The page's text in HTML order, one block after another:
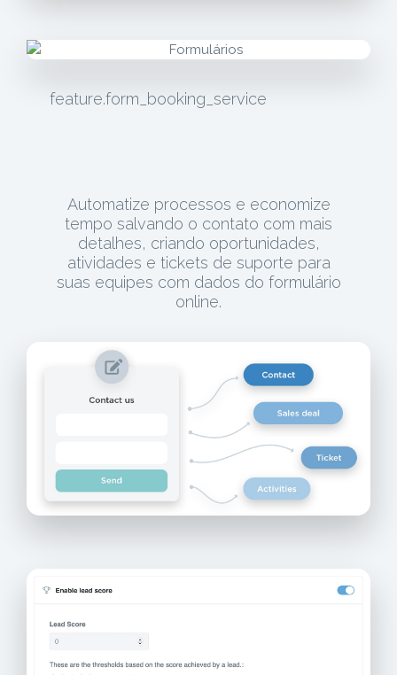
feature.form_booking_service
Automatize processos e economize
tempo salvando o contato com mais
detalhes, criando oportunidades,
atividades e tickets de suporte para
suas equipes com dados do formulário
online.